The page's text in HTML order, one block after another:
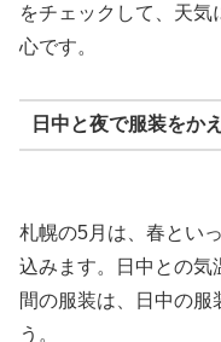
をチェックして、天
心です。
日中と夜で服装をか
札幌の5月は、春とい
込みます。日中との気
間の服装は、日中の服
う。